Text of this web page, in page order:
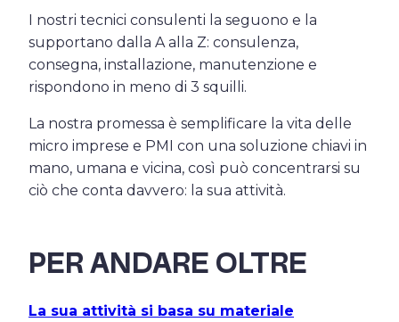
I nostri tecnici consulenti la seguono e la
supportano dalla A alla Z: consulenza,
consegna, installazione, manutenzione e
rispondono in meno di 3 squilli.
La nostra promessa è semplificare la vita delle
micro imprese e PMI con una soluzione chiavi in
mano, umana e vicina, così può concentrarsi su
ciò che conta davvero: la sua attività.
PER ANDAREOLTRE
La sua attività si basa su materiale